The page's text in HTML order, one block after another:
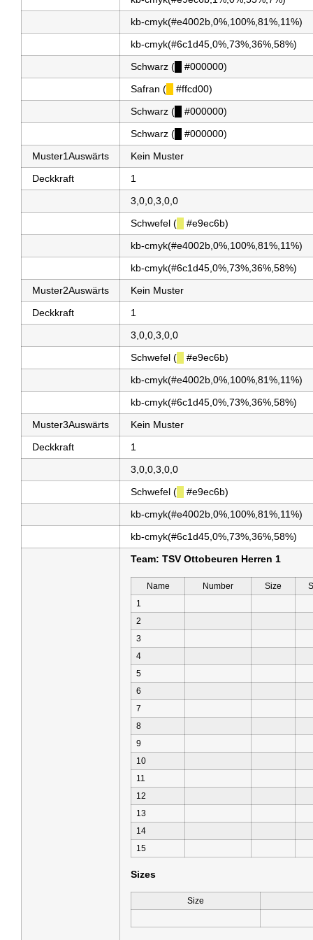
kb-cmyk(#e4002b,0%,100%,81%,11%)
kb-cmyk(#6c1d45,0%,73%,36%,58%)
Schwarz (
#000000)
Safran (
#ffcd00)
Schwarz (
#000000)
Schwarz (
#000000)
Muster1Auswärts
Kein Muster
Deckkraft
1
3,0,0,3,0,0
Schwefel (
#e9ec6b)
kb-cmyk(#e4002b,0%,100%,81%,11%)
kb-cmyk(#6c1d45,0%,73%,36%,58%)
Muster2Auswärts
Kein Muster
Deckkraft
1
3,0,0,3,0,0
Schwefel (
#e9ec6b)
kb-cmyk(#e4002b,0%,100%,81%,11%)
kb-cmyk(#6c1d45,0%,73%,36%,58%)
Muster3Auswärts
Kein Muster
Deckkraft
1
3,0,0,3,0,0
Schwefel (
#e9ec6b)
kb-cmyk(#e4002b,0%,100%,81%,11%)
kb-cmyk(#6c1d45,0%,73%,36%,58%)
Team: TSV Ottobeuren Herren 1
Name Number Size
1
2
3
4
5
6
7
8
9
10
11
12
13
14
15
Sizes
Size